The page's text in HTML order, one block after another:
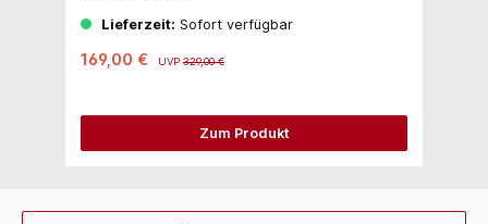
Lieferzeit: Sofort verfügbar
169,00 € UVP329,00 €
Zum Produkt